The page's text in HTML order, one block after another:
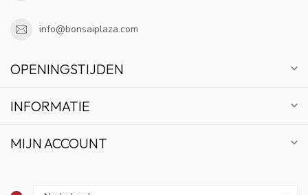
info@bonsaiplaza.com
OPENINGSTIJDEN
INFORMATIE
MIJN ACCOUNT